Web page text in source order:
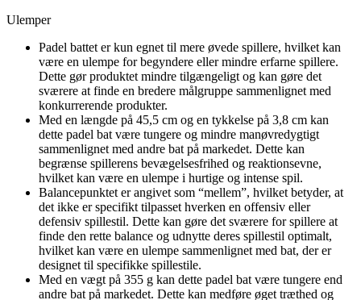
Ulemper
Padel battet er kun egnet til mere øvede spillere, hvilket kan
være en ulempe for begyndere eller mindre erfarne spillere.
Dette gør produktet mindre tilgængeligt og kan gøre det
sværere at finde en bredere målgruppe sammenlignet med
konkurrerende produkter.
Med en længde på 45,5 cm og en tykkelse på 3,8 cm kan
dette padel bat være tungere og mindre manøvredygtigt
sammenlignet med andre bat på markedet. Dette kan
begrænse spillerens bevægelsesfrihed og reaktionsevne,
hvilket kan være en ulempe i hurtige og intense spil.
Balancepunktet er angivet som “mellem”, hvilket betyder, at
det ikke er specifikt tilpasset hverken en offensiv eller
defensiv spillestil. Dette kan gøre det sværere for spillere at
finde den rette balance og udnytte deres spillestil optimalt,
hvilket kan være en ulempe sammenlignet med bat, der er
designet til specifikke spillestile.
Med en vægt på 355 g kan dette padel bat være tungere end
andre bat på markedet. Dette kan medføre øget træthed og